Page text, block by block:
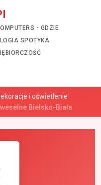
- GDZIE
SPOTYKA
i oświetlenie
Bielsko-Biała